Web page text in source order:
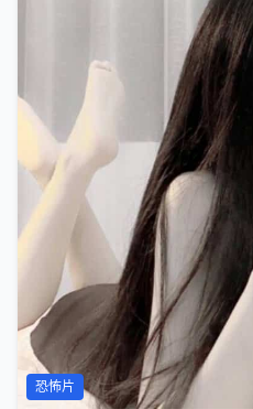
恐怖片